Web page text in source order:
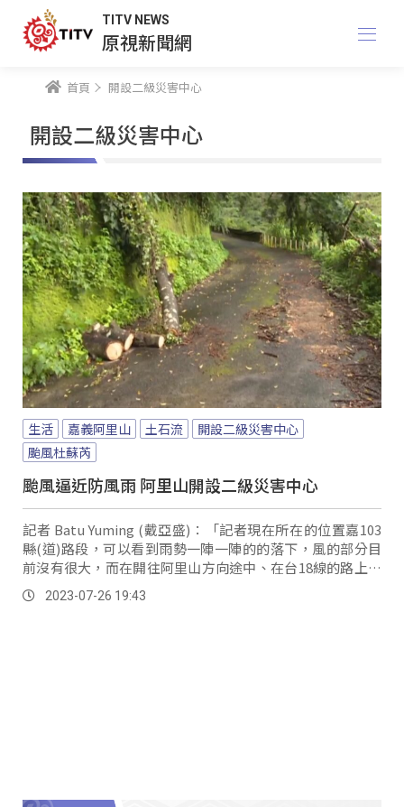
TITV NEWS
原視新聞網
首頁 開設二級災害中心
開設二級災害中心
生活 嘉義阿里山 土石流
開設二級災害中心
颱風杜蘇芮
颱風逼近防風雨 阿里山開設二級災害中心
記者 Batu Yuming (戴亞盛)：「記者現在所在的位置嘉103
縣(道)路段，可以看到雨勢一陣一陣的的落下，風的部分目
前沒有很大，而在開往阿里山方向途中、在台18線的路上，
也有許多前幾天下雨造成的零星落石，阿里山鄉公所與公路
段也緊急處理，替這次的杜蘇芮颱風做好準備。
2023-07-26 19:43